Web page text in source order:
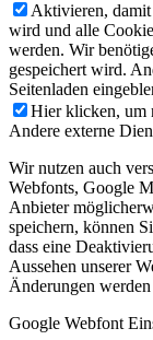
Aktivieren, damit
wird und alle
werden. Wir
gespeichert wird.
Seitenladen
Hier klicken, um
Andere externe
Wir nutzen auch
Webfonts, Google
Anbieter
speichern, können
dass eine
Aussehen unserer
Änderungen
Google Webfont